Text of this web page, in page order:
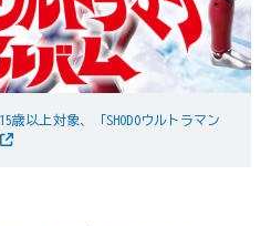
以上対象、「SHODOウルトラマン